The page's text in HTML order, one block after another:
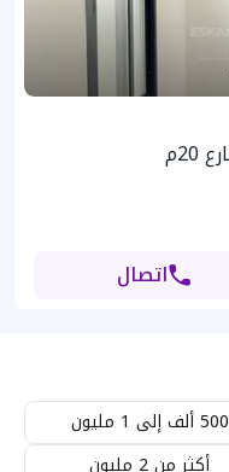
اتصال
500 ألف إلى 1 مليون
أكثر من 2 مليون